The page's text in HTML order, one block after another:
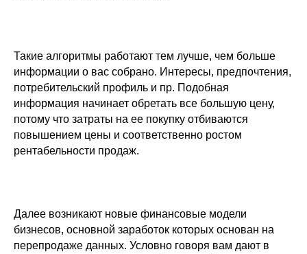
Такие алгоритмы работают тем лучше, чем больше
информации о вас собрано. Интересы, предпочтения,
потребительский профиль и пр. Подобная
информация начинает обретать все большую цену,
потому что затраты на ее покупку отбиваются
повышением цены и соответственно ростом
рентабельности продаж.
Далее возникают новые финансовые модели
бизнесов, основной заработок которых основан на
перепродаже данных. Условно говоря вам дают в